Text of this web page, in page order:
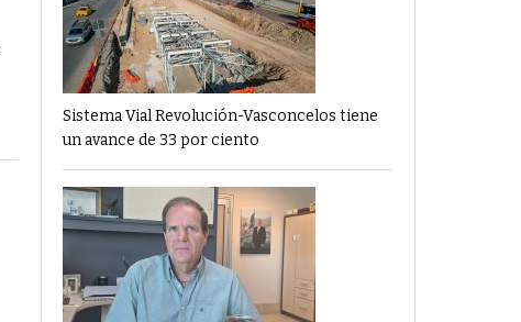
Planeación’ Por PC29- 17 mayo, 2021
‘Las Corrupciones, Sus Formas Y Efectos’ Por
PC29
- 7 mayo, 2021
Sistema Vial Revolución-Vasconcelos tiene
un avance de 33 por ciento